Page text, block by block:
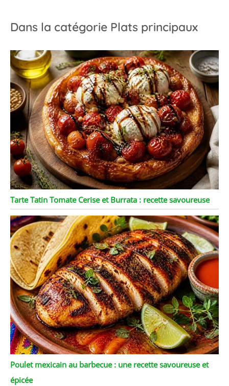
Dans la catégorie Plats principaux
Tarte Tatin Tomate Cerise et Burrata : recette savoureuse
Poulet mexicain au barbecue : une recette savoureuse et
épicée